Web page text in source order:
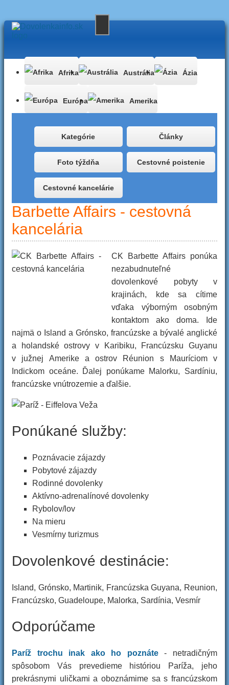
Afrika Austrália Ázia
Európa Amerika
Kategórie Články
Foto týždňa Cestovné poistenie
Cestovné kancelárie
Barbette Affairs - cestovná
kancelária
CK Barbette Affairs ponúka
nezabudnuteľné
dovolenkové pobyty v
krajinách, kde sa cítime
vďaka výborným osobným
kontaktom ako doma. Ide
najmä o Island a Grónsko, francúzske a bývalé anglické
a holandské ostrovy v Karibiku, Francúzsku Guyanu
v južnej Amerike a ostrov Réunion s Mauríciom v
Indickom oceáne. Ďalej ponúkame Malorku, Sardíniu,
francúzske vnútrozemie a ďalšie.
Ponúkané služby:
Poznávacie zájazdy
Pobytové zájazdy
Rodinné dovolenky
Aktívno-adrenalínové dovolenky
Rybolov/lov
Na mieru
Vesmírny turizmus
Dovolenkové destinácie:
Island, Grónsko, Martinik, Francúzska Guyana, Reunion,
Francúzsko, Guadeloupe, Malorka, Sardínia, Vesmír
Odporúčame
Paríž trochu inak ako ho poznáte- netradičným
spôsobom Vás prevedieme históriou Paríža, jeho
prekrásnymi uličkami a oboznámime sa s francúzskom